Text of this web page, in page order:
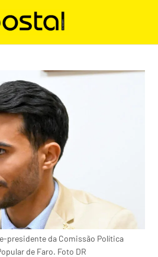
presidente da Comissão Política
de Faro. Foto DR